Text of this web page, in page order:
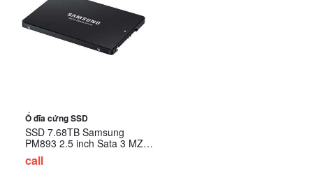
Ổ đĩa cứng SSD
SSD 7.68TB Samsung
PM893 2.5 inch Sata 3 MZ-
7L37T600 (SSD Server)
call